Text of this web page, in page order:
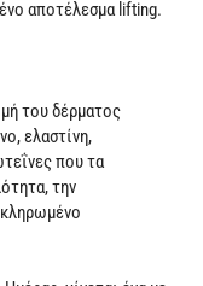
αποτέλεσμα lifting.
του δέρματος
ελαστίνη,
που τα
την